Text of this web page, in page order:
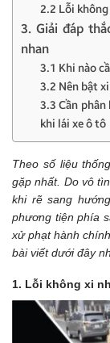
2.2 Lỗi
3. Giải đáp
nhan
3.1 Khi nào
3.2 Nên bật
3.3 Cần
khi lái xe ô tô
Theo số liệu
gặp nhất. Do vô
khi rẽ sang
phương tiện phía
xử phạt hành
bài viết dưới đây
1. Lỗi không xi